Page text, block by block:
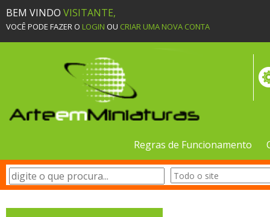
BEM VINDO VISITANTE,
VOCÊ PODE FAZER O LOGIN OU CRIAR UMA NOVA CONTA
Regras de Funcionamento